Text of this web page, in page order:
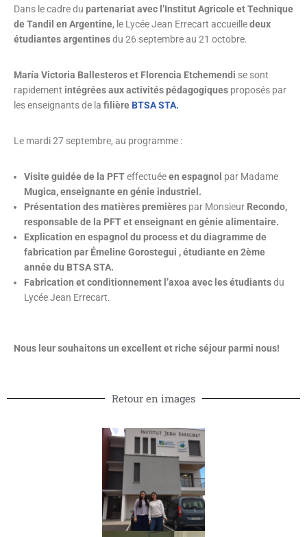
Dans le cadre du partenariat avec l’Institut Agricole et Technique
de Tandil en Argentine, le Lycée Jean Errecart accueilledeux
étudiantes argentinesdu 26 septembre au 21 octobre.
María Victoria Ballesteros et Florencia Etchemendi se sont
rapidement intégrées aux activités pédagogiques proposés par
les enseignants de la filière BTSA STA.
Le mardi 27 septembre, au programme :
Visite guidée de la PFTeffectuéeen espagnol par Madame
Mugica, enseignante en génie industriel.
Présentation des matières premières par Monsieur Recondo,
responsable de la PFT et enseignant en génie alimentaire.
Explication en espagnol du process et du diagramme de
fabrication par Émeline Gorostegui , étudiante en 2ème
année du BTSA STA.
Fabrication et conditionnement l’axoa avec les étudiantsdu
Lycée Jean Errecart.
Nous leur souhaitons un excellent et riche séjour parmi nous!
Retour en images